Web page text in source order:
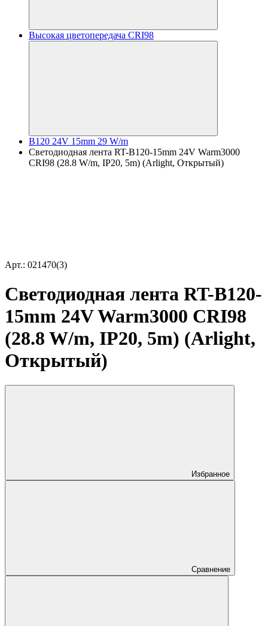
Высокая цветопередача CRI98
B120 24V 15mm 29 W/m
Светодиодная лента RT-B120-15mm 24V Warm3000
CRI98 (28.8 W/m, IP20, 5m) (Arlight, Открытый)
Арт.: 021470(3)
Светодиодная лента RT-B120-
15mm 24V Warm3000 CRI98
(28.8 W/m, IP20, 5m) (Arlight,
Открытый)
Избранное
Сравнение